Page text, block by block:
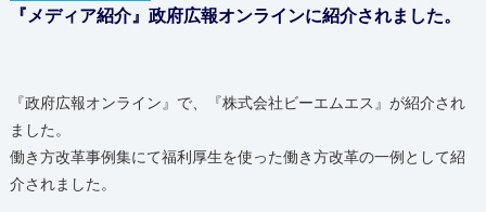
『メディア紹介』政府広報オンラインに紹介されました。
『政府広報オンライン』で、『株式会社ビーエムエス』が紹介され
ました。
働き方改革事例集にて福利厚生を使った働き方改革の一例として紹
介されました。